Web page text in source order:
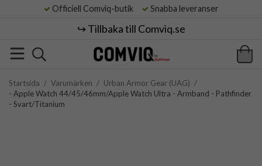
Officiell Comviq-butik Snabba leveranser
↪️ Tillbaka till Comviq.se
Startsida / Varumärken / Urban Armor Gear (UAG) /
- Apple Watch 44/45/46mm/Apple Watch Ultra - Armband - Pathfinder
- Svart/Titanium